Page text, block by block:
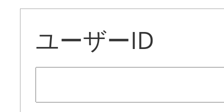
ユーザーID